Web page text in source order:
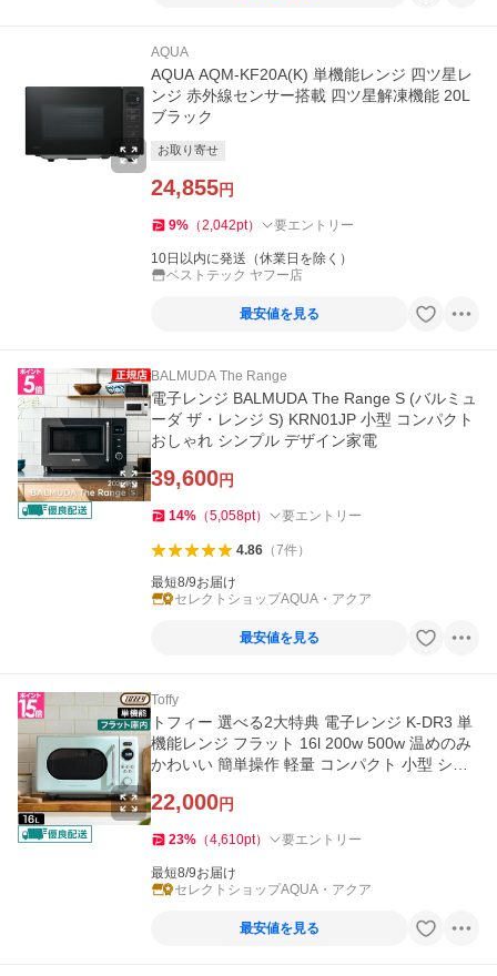
AQUA
AQUA AQM-KF20A(K) 単機能レンジ 四ツ星レ
ンジ 赤外線センサー搭載 四ツ星解凍機能 20L
ブラック
お取り寄せ
24,855円
9% （2,042pt） 要エントリー
10日以内に発送（休業日を除く）
ベストテック ヤフー店
最安値を見る
BALMUDA The Range
電子レンジ BALMUDA The Range S (バルミュ
ーダ ザ・レンジ S) KRN01JP 小型 コンパクト
おしゃれ シンプル デザイン家電
39,600円
14% （5,058pt） 要エントリー
4.86（7件）
最短8/9お届け
セレクトショップAQUA・アクア
最安値を見る
Toffy
トフィー 選べる2大特典 電子レンジ K-DR3 単
機能レンジ フラット 16l 200w 500w 温めのみ
かわいい 簡単操作 軽量 コンパクト 小型 シン
22,000円
23% （4,610pt） 要エントリー
最短8/9お届け
セレクトショップAQUA・アクア
最安値を見る